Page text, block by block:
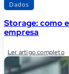
Dados
Storage: como
empresa
Ler artigo completo